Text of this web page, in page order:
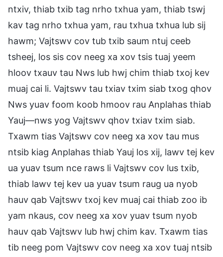
ntxiv, thiab txib tag nrho txhua yam, thiab tswj
kav tag nrho txhua yam, rau txhua txhua lub sij
hawm; Vajtswv cov tub txib saum ntuj ceeb
tsheej, los sis cov neeg xa xov tsis tuaj yeem
hloov txauv tau Nws lub hwj chim thiab txoj kev
muaj cai li. Vajtswv tau txiav txim siab txog qhov
Nws yuav foom koob hmoov rau Anplahas thiab
Yauj—nws yog Vajtswv qhov txiav txim siab.
Txawm tias Vajtswv cov neeg xa xov tau mus
ntsib kiag Anplahas thiab Yauj los xij, lawv tej kev
ua yuav tsum nce raws li Vajtswv cov lus txib,
thiab lawv tej kev ua yuav tsum raug ua nyob
hauv qab Vajtswv txoj kev muaj cai thiab zoo ib
yam nkaus, cov neeg xa xov yuav tsum nyob
hauv qab Vajtswv lub hwj chim kav. Txawm tias
tib neeg pom Vajtswv cov neeg xa xov tuaj ntsib